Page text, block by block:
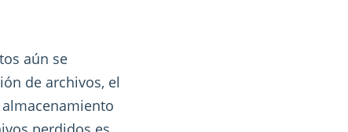
aún se
de archivos, el